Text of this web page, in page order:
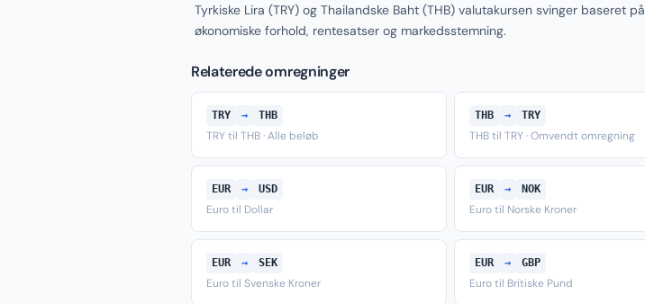
Tyrkiske Lira (TRY) og Thailandske Baht (THB) valutakursen svinger baseret på
økonomiske forhold, rentesatser og markedsstemning.
Relaterede omregninger
TRY → THB
TRY til THB · Alle beløb
THB → TRY
THB til TRY · Omvendt omregning
EUR → USD
Euro til Dollar
EUR → NOK
Euro til Norske Kroner
EUR → SEK
Euro til Svenske Kroner
EUR → GBP
Euro til Britiske Pund